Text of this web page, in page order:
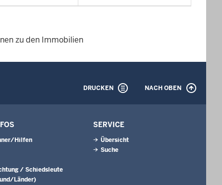
zu den Immobilien
DRUCKEN NACH OBEN
Hilfen
/ Schiedsleute
Länder)
SERVICE
Übersicht
Suche